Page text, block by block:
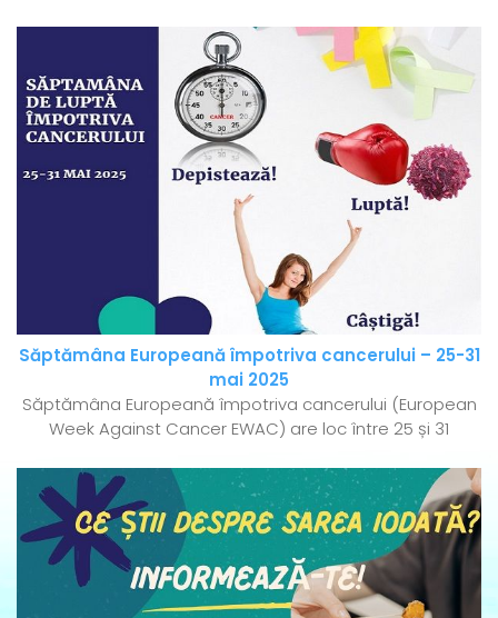
Săptămâna Europeană împotriva cancerului – 25-31
mai 2025
Săptămâna Europeană împotriva cancerului (European
Week Against Cancer EWAC) are loc între 25 și 31